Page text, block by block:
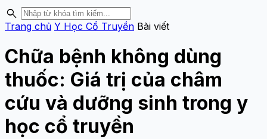
search
Trang chủ Y Học Cổ Truyền Bài viết
Chữa bệnh không dùng
thuốc: Giá trị của châm
cứu và dưỡng sinh trong y
học cổ truyền